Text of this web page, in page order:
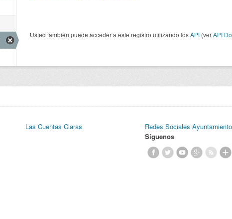
Usted también puede acceder a este registro utilizando losAPI (verAPI
Las Cuentas Claras
Redes Sociales Ayuntamiento
Síguenos